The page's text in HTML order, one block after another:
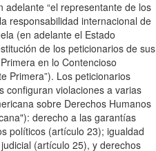
“el representante de los
responsabilidad internacional de
(en adelante el Estado
de los peticionarios de sus
en lo Contencioso
Primera”). Los peticionarios
configuran violaciones a varias
sobre Derechos Humanos
derecho a las garantías
políticos (artículo 23); igualdad
(artículo 25), y derechos